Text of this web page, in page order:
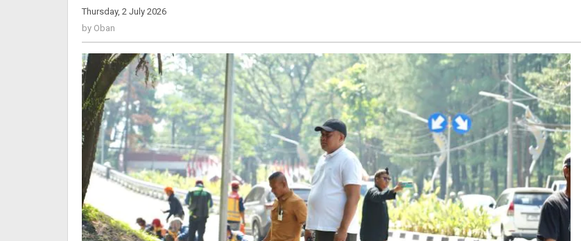
Thursday, 2 July 2026
by Oban